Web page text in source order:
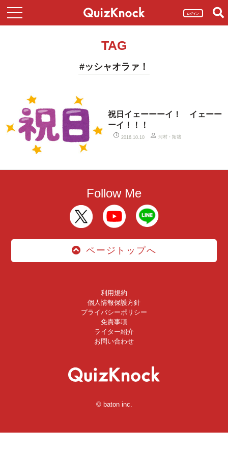
ログイン
TAG
#ッシャオラァ！
祝日イェーーーイ！ イェーー
ーイ！！！
2016.10.10 河村・拓哉
Follow Me
ページトップへ
利用規約
個人情報保護方針
プライバシーポリシー
免責事項
ライター紹介
お問い合わせ
© baton inc.